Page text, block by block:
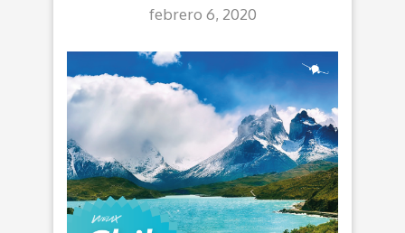
febrero 6, 2020